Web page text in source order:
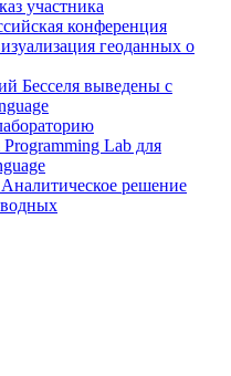
участника
конференция
геоданных о
Бесселя выведены с
Lab для
решение